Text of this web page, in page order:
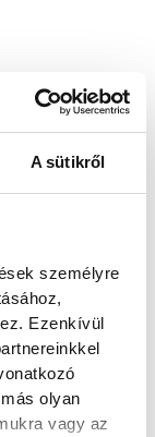
A sütikről
személyre
Ezenkívül
olyan
vagy az